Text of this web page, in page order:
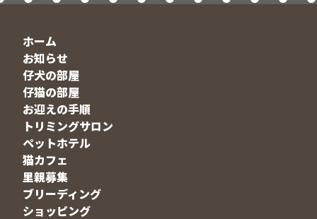
ホーム
お知らせ
仔犬の部屋
仔猫の部屋
お迎えの手順
トリミングサロン
ペットホテル
猫カフェ
里親募集
ブリーディング
ショッピング